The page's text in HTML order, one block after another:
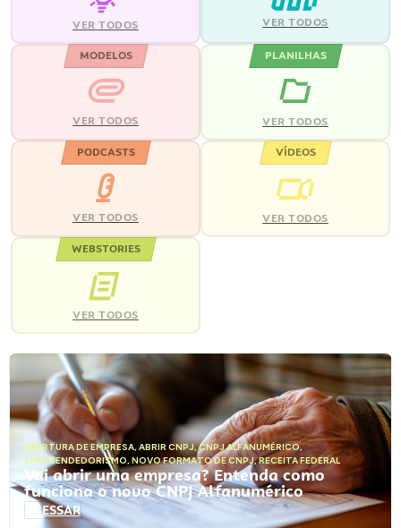
VER TODOS VER TODOS
MODELOS
VER TODOS
PLANILHAS
VER TODOS
PODCASTS
VER TODOS
VÍDEOS
VER TODOS
WEBSTORIES
VER TODOS
ABERTURA DE EMPRESA, ABRIR CNPJ,CNPJ ALFANUMÉRICO,
EMPREENDEDORISMO, NOVO FORMATO DE CNPJ,RECEITA FEDERAL
Vai abrir uma empresa? Entenda como
funciona o novo CNPJ Alfanumérico
ACESSAR